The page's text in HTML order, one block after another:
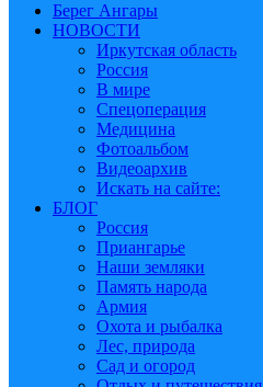
Берег Ангары
НОВОСТИ
Иркутская область
Россия
В мире
Спецоперация
Медицина
Фотоальбом
Видеоархив
Искать на сайте:
БЛОГ
Россия
Приангарье
Наши земляки
Память народа
Армия
Охота и рыбалка
Лес, природа
Сад и огород